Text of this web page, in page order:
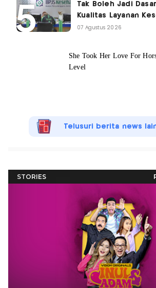
Tak Boleh Jadi
Kualitas Layanan
07 Agustus 2026
Telusuri berita news